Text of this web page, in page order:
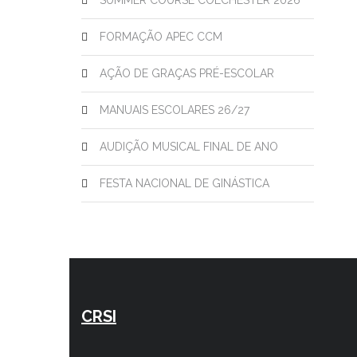
FORMAÇÃO APEC CCM
AÇÃO DE GRAÇAS PRÉ-ESCOLAR
MANUAIS ESCOLARES 26/27
AUDIÇÃO MUSICAL FINAL DE ANO
FESTA NACIONAL DE GINÁSTICA
CRSI